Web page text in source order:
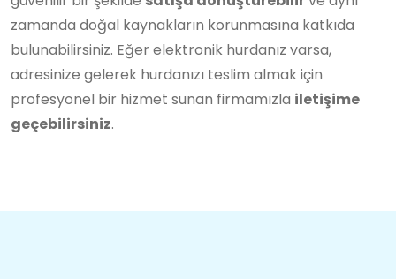
zamanda doğal kaynakların korunmasına katkıda
bulunabilirsiniz. Eğer elektronik hurdanız varsa,
adresinize gelerek hurdanızı teslim almak için
profesyonel bir hizmet sunan firmamızla iletişime
geçebilirsiniz.